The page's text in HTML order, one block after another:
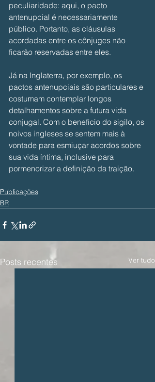
peculiaridade: aqui, o pacto
antenupcial é necessariamente
público. Portanto, as cláusulas
acordadas entre os cônjuges não
ficarão reservadas entre eles.
Já na Inglaterra, por exemplo, os
pactos antenupciais são particulares e
costumam contemplar longos
detalhamentos sobre a futura vida
conjugal. Com o benefício do sigilo, os
noivos ingleses se sentem mais à
vontade para esmiuçar acordos sobre
sua vida íntima, inclusive para
pormenorizar a definição da traição.
Publicações
BR
Posts recentes Ver tudo